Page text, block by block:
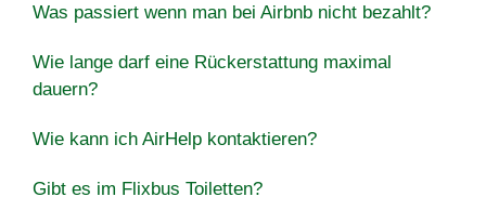
Was passiert wenn man bei Airbnb nicht bezahlt?
Wie lange darf eine Rückerstattung maximal
dauern?
Wie kann ich AirHelp kontaktieren?
Gibt es im Flixbus Toiletten?